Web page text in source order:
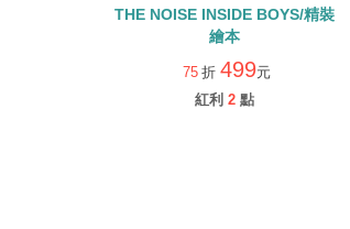
THE NOISE INSIDE BOYS/精裝
繪本
75 折 499元
紅利 2 點